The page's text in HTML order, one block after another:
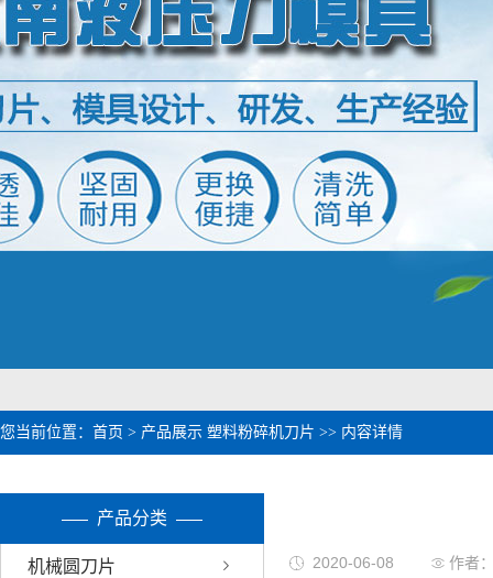
您当前位置： 首页 > 产品展示 塑料粉碎机刀片 >> 内容详情
产品分类
机械圆刀片 2020-06-08 作者